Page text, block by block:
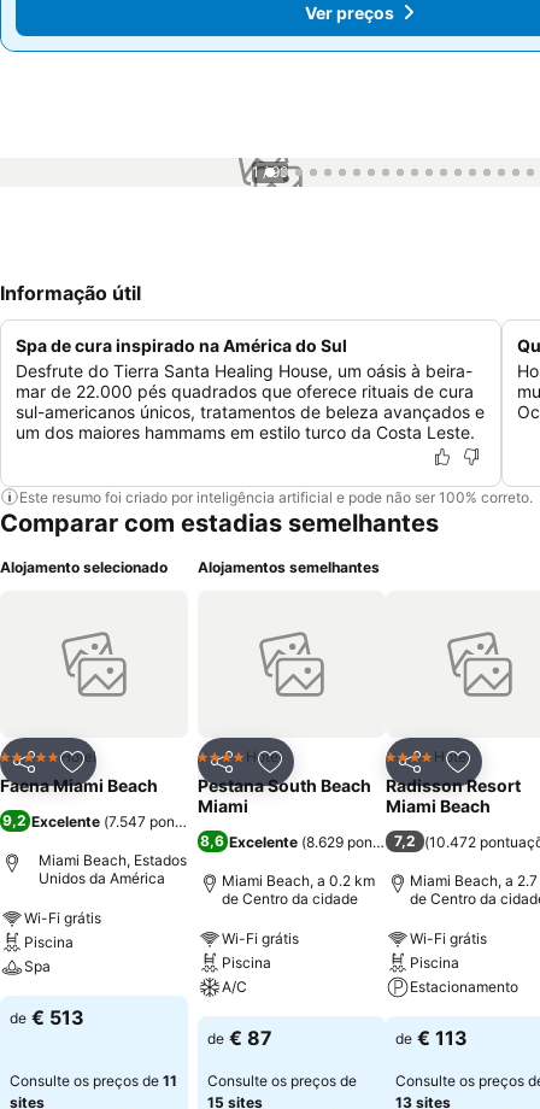
Ver preços
1 / 99
Informação útil
Spa de cura inspirado na América do Sul
Desfrute do Tierra Santa Healing House, um oásis à beira-
mar de 22.000 pés quadrados que oferece rituais de cura
sul-americanos únicos, tratamentos de beleza avançados e
um dos maiores hammams em estilo turco da Costa Leste.
Este resumo foi criado por inteligência artificial e pode não ser 100% correto.
Comparar com estadias semelhantes
Alojamento selecionado
PartilharAdicionar aos favoritos
5 EstrelasHotel
Faena Miami Beach
9,2 Excelente (7.547 pontuações
Miami Beach, Estados
Unidos da América
Wi-Fi grátis
Piscina
Spa
de € 513
Consulte os preços de 11
sites
Alojamentos semelhantes
PartilharAdicionar aos favoritos
4 EstrelasHotel
Pestana South Beach
Miami
8,6 Excelente (8.629 pontuações)
Miami Beach, a 0.2 km
de Centro da cidade
Wi-Fi grátis
Piscina
A/C
de € 87
Consulte os preços de
15 sites
Partilhar
4 EstrelasHotel
Radisson Resort
Miami Beach
7,2 (10.472
Miami Beach, a
de Centro da
Wi-Fi grátis
Piscina
Estacionamento
de € 113
Consulte os preços
13 sites